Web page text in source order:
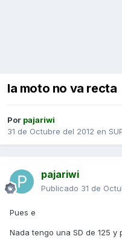
la moto no va recta
Por pajariwi
31 de Octubre del 2012 en
pajariwi
Publicado 31 de
Pues e
Nada tengo una SD de 125